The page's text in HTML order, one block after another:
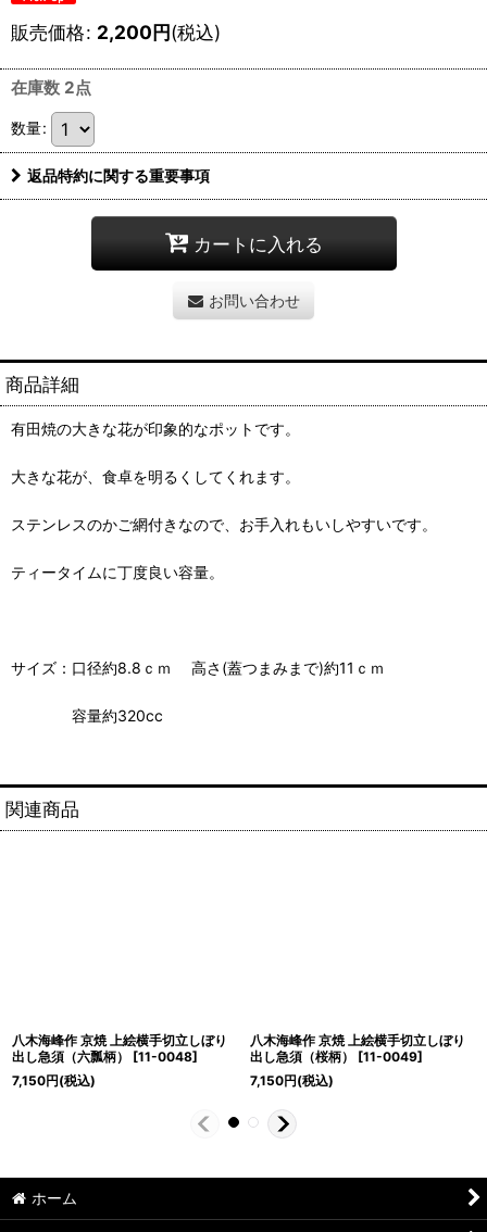
販売価格: 2,200円(税込)
在庫数 2点
数量:
返品特約に関する重要事項
カートに入れる
お問い合わせ
商品詳細
有田焼の大きな花が印象的なポットです。
大きな花が、食卓を明るくしてくれます。
ステンレスのかご網付きなので、お手入れもいしやすいです。
ティータイムに丁度良い容量。
サイズ：口径約8.8ｃｍ 高さ(蓋つまみまで)約11ｃｍ
容量約320cc
関連商品
八木海峰作 京焼 上絵横手切立しぼり
出し急須（六瓢柄）
[11-0048]
7,150円(税込)
八木海峰作 京焼 上絵横手切立しぼり
出し急須（桜柄）
[11-0049]
7,150円(税込)
ホーム